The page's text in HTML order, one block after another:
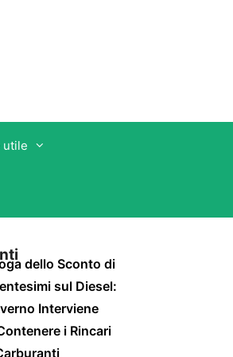
utile
dello Sconto di
sul Diesel:
Interviene
i Rincari